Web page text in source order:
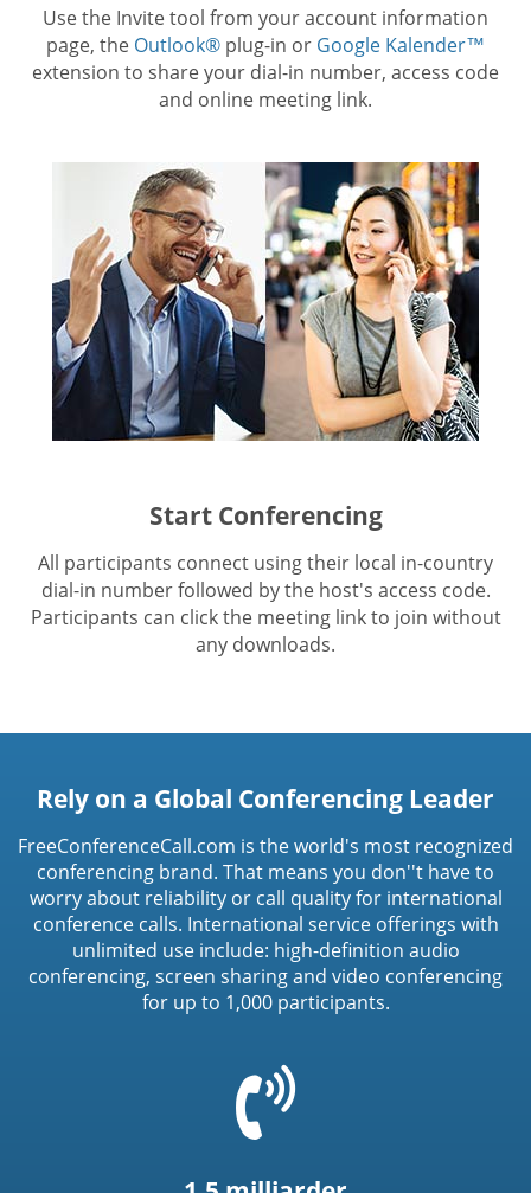
Use the Invite tool from your account information
page, the Outlook® plug-in or Google Kalender™
extension to share your dial-in number, access code
and online meeting link.
Start Conferencing
All participants connect using their local in-country
dial-in number followed by the host's access code.
Participants can click the meeting link to join without
any downloads.
Rely on a Global Conferencing Leader
FreeConferenceCall.com is the world's most recognized
conferencing brand. That means you don''t have to
worry about reliability or call quality for international
conference calls. International service offerings with
unlimited use include: high-definition audio
conferencing, screen sharing and video conferencing
for up to 1,000 participants.
t('common.phone_icon')